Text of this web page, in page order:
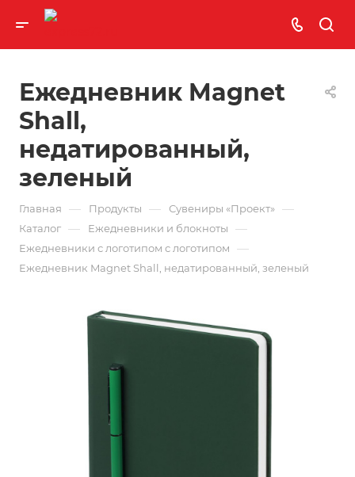
Ежедневник Magnet
Shall,
недатированный,
зеленый
Главная — Продукты — Сувениры «Проект» —
Каталог — Ежедневники и блокноты —
Ежедневники с логотипом с логотипом —
Ежедневник Magnet Shall, недатированный, зеленый